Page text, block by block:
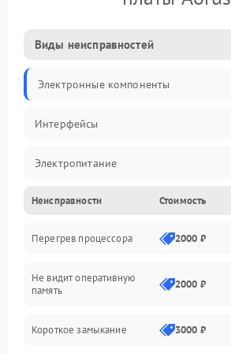
Виды неисправностей
Электронные компоненты
Интерфейсы
Электропитание
Корпус/Герметичность
Механика
ПО/Микропрограмма
Неисправности Стоимость
Перегрев процессора 2000 ₽
Не видит оперативную
память
2000 ₽
Короткое замыкание 3000 ₽